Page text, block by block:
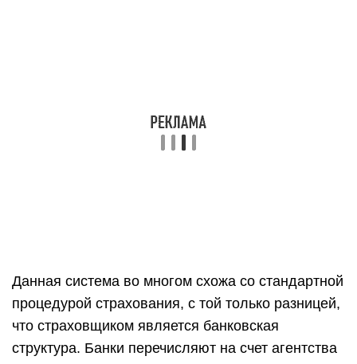
Данная система во многом схожа со стандартной
процедурой страхования, с той только разницей,
что страховщиком является банковская
структура. Банки перечисляют на счет агентства